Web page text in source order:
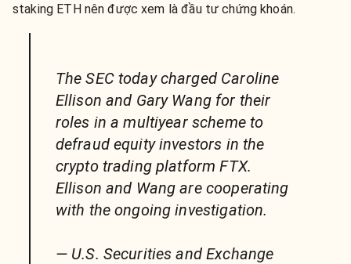
staking ETH nên được xem là đầu tư chứng khoán.
The SEC today charged Caroline
Ellison and Gary Wang for their
roles in a multiyear scheme to
defraud equity investors in the
crypto trading platform FTX.
Ellison and Wang are cooperating
with the ongoing investigation.
— U.S. Securities and Exchange